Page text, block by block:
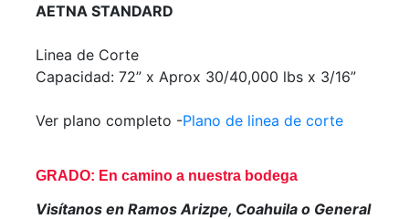
AETNA STANDARD
Linea de Corte
Capacidad: 72” x Aprox 30/40,000 lbs x 3/16”
Ver plano completo -Plano de linea de corte
GRADO: En camino a nuestra bodega
Visítanos en Ramos Arizpe, Coahuila o General